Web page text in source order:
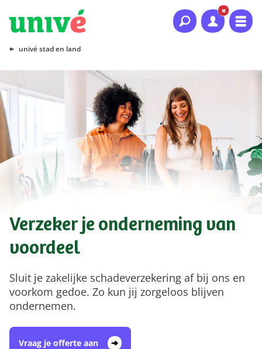
Naar hoofdinhoud
Naar hoofdnavigatie
Naar footer
univé stad en land
Verzeker je onderneming van
voordeel
Sluit je zakelijke schadeverzekering af bij ons en
voorkom gedoe. Zo kun jij zorgeloos blijven
ondernemen.
Vraag je offerte aan